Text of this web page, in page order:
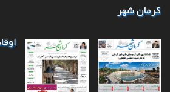
کرمان شهر